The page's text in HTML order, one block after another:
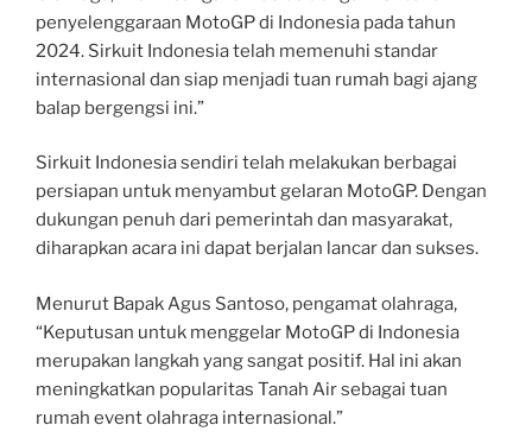
penyelenggaraan MotoGP di Indonesia pada tahun
2024. Sirkuit Indonesia telah memenuhi standar
internasional dan siap menjadi tuan rumah bagi ajang
balap bergengsi ini.”
Sirkuit Indonesia sendiri telah melakukan berbagai
persiapan untuk menyambut gelaran MotoGP. Dengan
dukungan penuh dari pemerintah dan masyarakat,
diharapkan acara ini dapat berjalan lancar dan sukses.
Menurut Bapak Agus Santoso, pengamat olahraga,
“Keputusan untuk menggelar MotoGP di Indonesia
merupakan langkah yang sangat positif. Hal ini akan
meningkatkan popularitas Tanah Air sebagai tuan
rumah event olahraga internasional.”